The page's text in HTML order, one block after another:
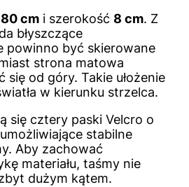
80 cm i szerokość 8 cm. Z
błyszczące
powinno być skierowane
strona matowa
od góry. Takie ułożenie
w kierunku strzelca.
się cztery paski Velcro o
stabilne
Aby zachować
materiału, taśmy nie
dużym kątem.